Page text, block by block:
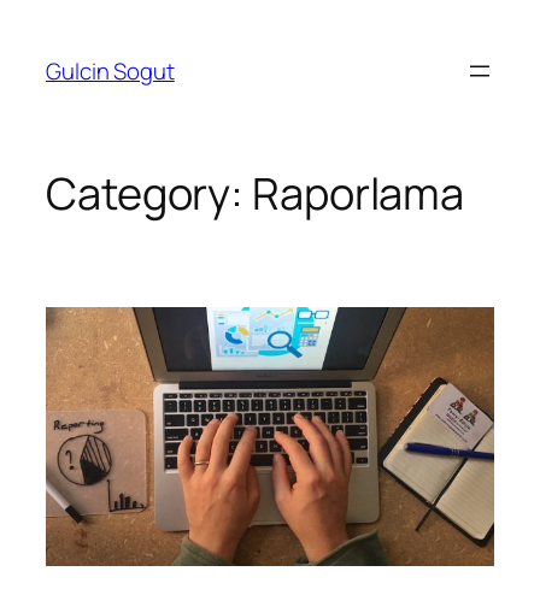
content
Gulcin Sogut
Category: Raporlama